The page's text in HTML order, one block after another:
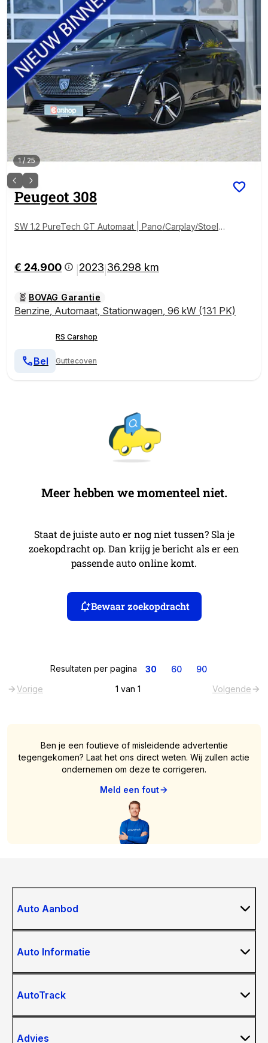
1/25
Peugeot 308
SW 1.2 PureTech GT Automaat | Pano/Carplay/Stoelv
€ 24.900 2023 36.298 km
BOVAG Garantie
Benzine, Automaat, Stationwagen, 96 kW (131 PK)
RS Carshop
Guttecoven
Bel
Meer hebben we momenteel niet.
Staat de juiste auto er nog niet tussen? Sla je
zoekopdracht op. Dan krijg je bericht als er een
passende auto online komt.
Bewaar zoekopdracht
Resultaten per pagina 30 60
90
Vorige
1 van 1 Volgende
Ben je een foutieve of misleidende advertentie
tegengekomen? Laat het ons direct weten. Wij zullen actie
ondernemen om deze te corrigeren.
Meld een fout
Auto Aanbod
Auto Informatie
AutoTrack
Advies